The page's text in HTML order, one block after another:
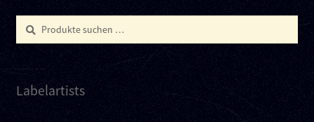
Suchen
nach:
Suchen
Labelartists